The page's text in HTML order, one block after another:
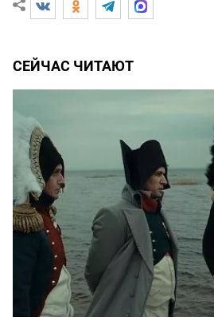
СЕЙЧАС ЧИТАЮТ